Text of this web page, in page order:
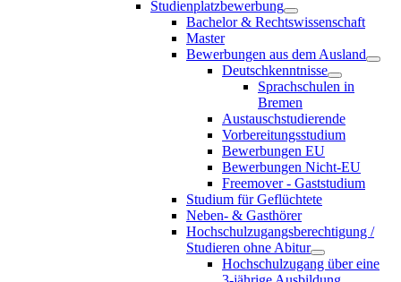
Studienplatzbewerbung
Bachelor & Rechtswissenschaft
Master
Bewerbungen aus dem Ausland
Deutschkenntnisse
Sprachschulen in
Bremen
Austauschstudierende
Vorbereitungsstudium
Bewerbungen EU
Bewerbungen Nicht-EU
Freemover - Gaststudium
Studium für Geflüchtete
Neben- & Gasthörer
Hochschulzugangsberechtigung /
Studieren ohne Abitur
Hochschulzugang über eine